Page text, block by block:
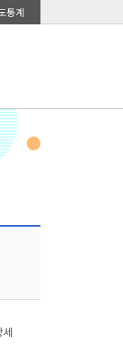
통계